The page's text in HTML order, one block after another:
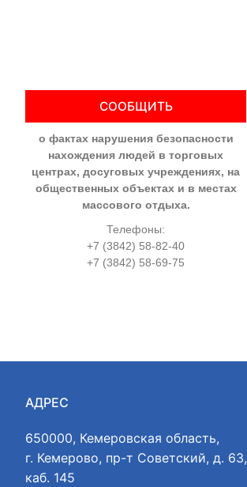
СООБЩИТЬ
о фактах нарушения безопасности
нахождения людей в торговых
центрах, досуговых учреждениях, на
общественных объектах и в местах
массового отдыха.
Телефоны:
+7 (3842) 58-82-40
+7 (3842) 58-69-75
АДРЕС
650000, Кемеровская область,
г. Кемерово, пр-т Советский, д. 63,
каб. 145